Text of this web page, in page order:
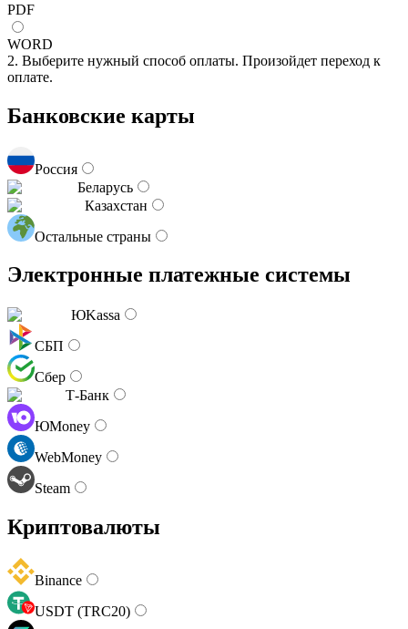
PDF
WORD
2. Выберите нужный способ оплаты. Произойдет переход к
оплате.
Банковские карты
Россия
Беларусь
Казахстан
Остальные страны
Электронные платежные системы
ЮKassa
СБП
Сбер
Т-Банк
ЮMoney
WebMoney
Steam
Криптовалюты
Binance
USDT (TRC20)